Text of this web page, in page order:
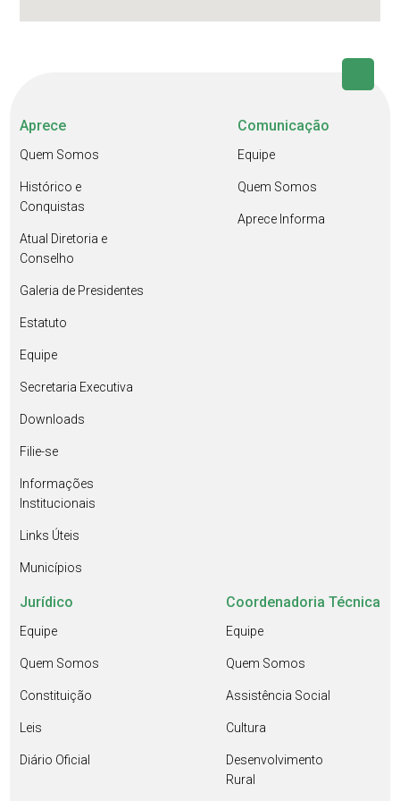
Aprece
Quem Somos
Histórico e
Conquistas
Atual Diretoria e
Conselho
Galeria de Presidentes
Estatuto
Equipe
Secretaria Executiva
Downloads
Filie-se
Informações
Institucionais
Links Úteis
Municípios
Comunicação
Equipe
Quem Somos
Aprece Informa
Jurídico
Equipe
Quem Somos
Constituição
Leis
Diário Oficial
Coordenadoria Técnica
Equipe
Quem Somos
Assistência Social
Cultura
Desenvolvimento
Rural